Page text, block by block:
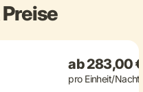
ab 283,00
pro Einheit/Nacht